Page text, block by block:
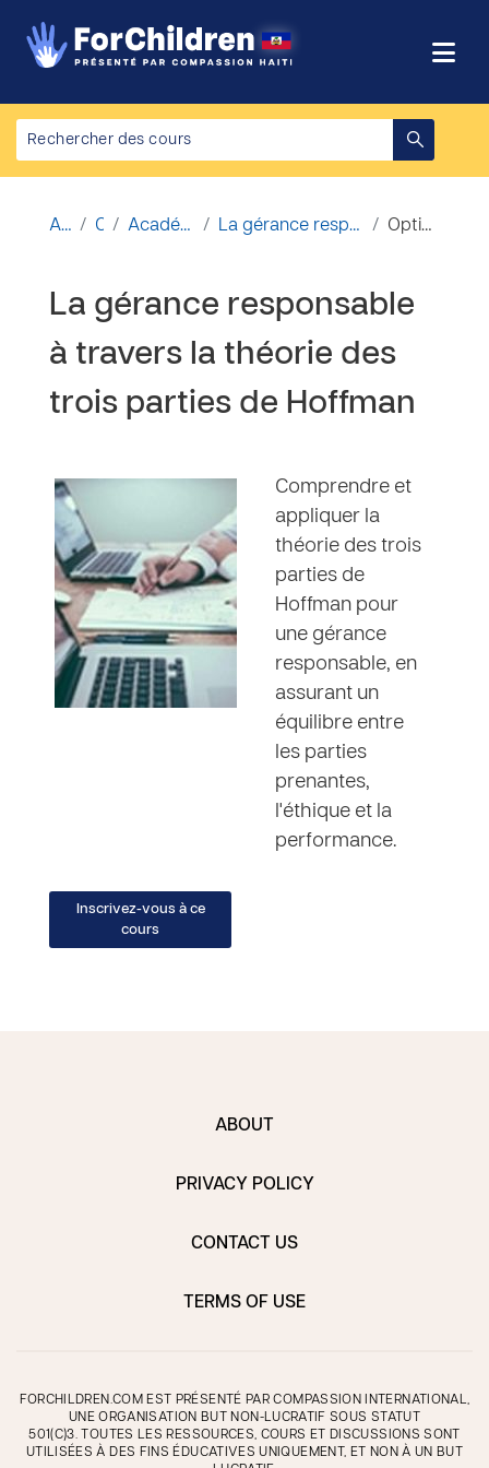
Accueil Cours Académie de partenariat La gérance responsable à travers la théorie des tr... Options d’inscription
La gérance responsable
à travers la théorie des
trois parties de Hoffman
Comprendre et
appliquer la
théorie des trois
parties de
Hoffman pour
une gérance
responsable, en
assurant un
équilibre entre
les parties
prenantes,
l'éthique et la
performance.
ABOUT
PRIVACY POLICY
CONTACT US
TERMS OF USE
FORCHILDREN.COM EST PRÉSENTÉ PAR COMPASSION INTERNATIONAL,
UNE ORGANISATION BUT NON-LUCRATIF SOUS STATUT
501(C)3. TOUTES LES RESSOURCES, COURS ET DISCUSSIONS SONT
UTILISÉES À DES FINS ÉDUCATIVES UNIQUEMENT, ET NON À UN BUT